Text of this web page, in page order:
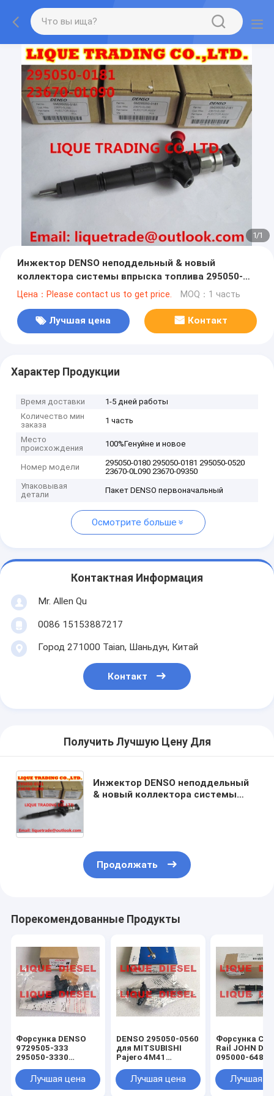
1/1
Инжектор DENSO неподдельный & новый
коллектора системы впрыска топлива 295050-
0180 295050-0181 295050-0520 для ТОЙОТА Hilux
Цена：Please contact us to get price. MOQ：1 часть
Лучшая цена Контакт
Характер Продукции
Время доставки
1-5 дней работы
Количество мин
заказа
1 часть
Место
происхождения
100%Генуйне и новое
Номер модели
295050-0180 295050-0181 295050-0520
23670-0L090 23670-09350
Упаковывая
детали
Пакет DENSO первоначальный
Осмотрите больше
Контактная Информация
Mr. Allen Qu
0086 15153887217
Город 271000 Taian, Шаньдун, Китай
Контакт
Получить Лучшую Цену Для
Инжектор DENSO неподдельный
& новый коллектора системы
Продолжать
Порекомендованные Продукты
Форсунка DENSO
9729505-333
295050-3330
2950503330 для
HINO 23670E9260
Лучшая цена
DENSO 295050-0560
для MITSUBISHI
Pajero 4M41
DCRI300560
2950500560
Лучшая цена
Форсунка
Rail JOHN
095000-6480
0950006480
Форсунка
Лучшая